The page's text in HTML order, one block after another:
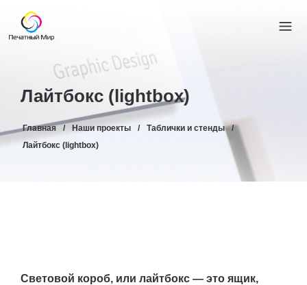
Лайтбокс (lightbox)
Главная / Наши проекты / Таблички и стенды
/
Лайтбокс (lightbox)
Световой короб, или лайтбокс — это ящик,